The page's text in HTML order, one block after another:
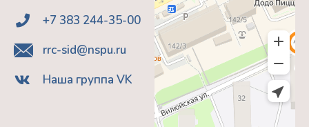
+7 383 244-35-00
rrc-sid@nspu.ru
Наша группа VK